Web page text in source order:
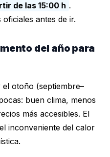
de las 15:00 h .
antes de ir.
del año para
otoño (septiembre–
buen clima, menos
más accesibles. El
inconveniente del calor